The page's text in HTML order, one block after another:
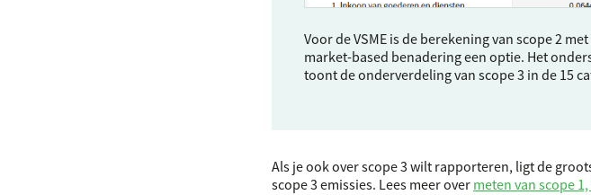
Voor deVSME is de berekening van scope 2
market-based benadering een optie. Het
toont de onderverdeling van scope 3 in de 15
Als je ook over scope 3 wilt rapporteren, ligt de
scope 3 emissies. Lees meer over meten van scope 1,